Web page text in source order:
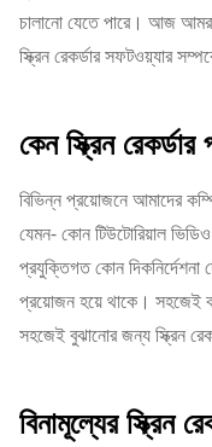
চালানো যেতে পারে। আজ
স্ক্রিন রেকর্ডার সফটওয়্যার
কেন স্ক্রিন
বিভিন্ন প্রয়োজনে আমাদের
যেমন- কোন টিউটোরিয়াল
প্রযুক্তিগত কোন দিকনির্দেশনা
প্রয়োজন হয়ে থাকে। সহজেই
সহজেই বুঝানোর জন্য স্ক্রিন
বিনামূল্যের স্ক্রিন